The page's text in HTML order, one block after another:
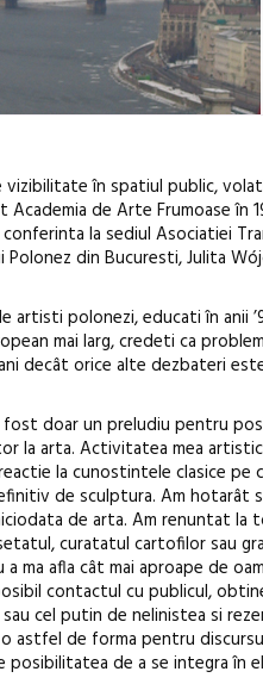
în spatiul public,
de Arte Frumoase în
la sediul Asociatiei
din Bucuresti, Julita
polonezi, educati în anii
mai larg, credeti ca
decât orice alte dezbateri
doar un preludiu pentru
la arta. Activitatea mea
la cunostintele clasice pe
de sculptura. Am hotarât
de arta. Am renuntat
curatatul cartofilor sau
ma afla cât mai aproape de
contactul cu publicul,
cel putin de nelinistea si
astfel de forma pentru
de a se integra în